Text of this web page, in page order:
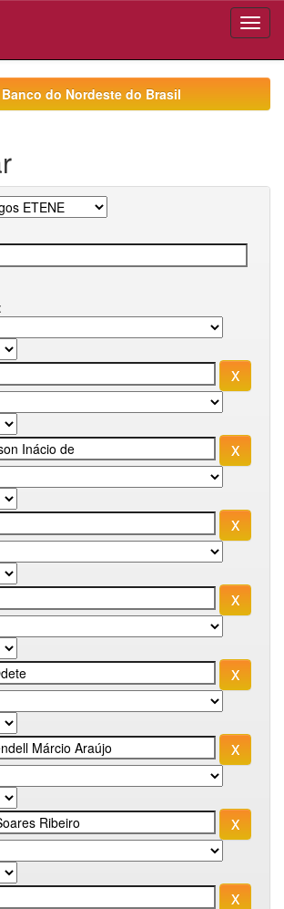
Banco do Nordeste do Brasil